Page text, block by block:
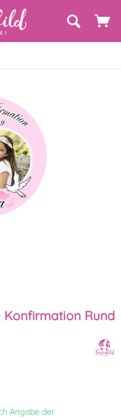
Rund
Angabe der